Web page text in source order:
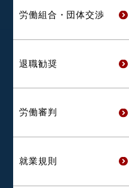
労働組合・ 団体交渉
退職勧奨
労働審判
就業規則